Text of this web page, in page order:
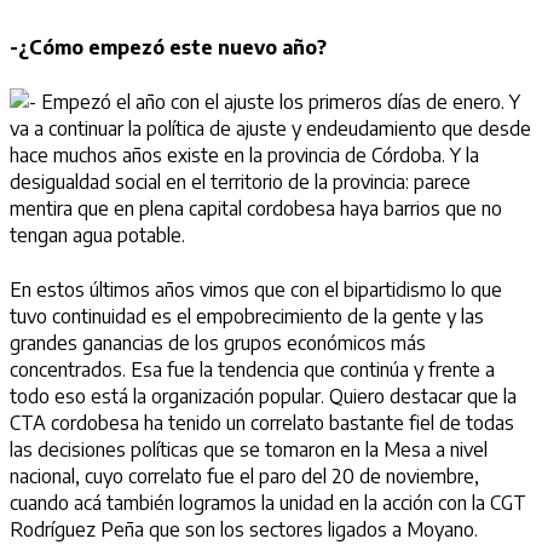
-¿Cómo empezó este nuevo año?
Empezó el año con el ajuste los primeros días de enero. Y
va a continuar la política de ajuste y endeudamiento que desde
hace muchos años existe en la provincia de Córdoba. Y la
desigualdad social en el territorio de la provincia: parece
mentira que en plena capital cordobesa haya barrios que no
tengan agua potable.
En estos últimos años vimos que con el bipartidismo lo que
tuvo continuidad es el empobrecimiento de la gente y las
grandes ganancias de los grupos económicos más
concentrados. Esa fue la tendencia que continúa y frente a
todo eso está la organización popular. Quiero destacar que la
CTA cordobesa ha tenido un correlato bastante fiel de todas
las decisiones políticas que se tomaron en la Mesa a nivel
nacional, cuyo correlato fue el paro del 20 de noviembre,
cuando acá también logramos la unidad en la acción con la CGT
Rodríguez Peña que son los sectores ligados a Moyano.